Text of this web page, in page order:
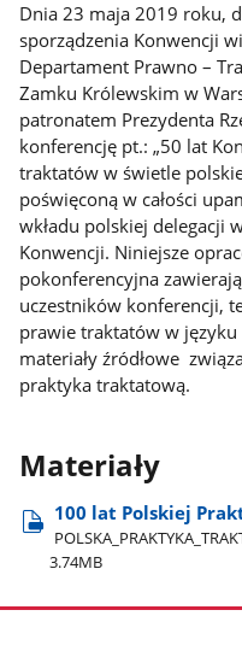
Dnia 23 maja 2019 roku,
sporządzenia Konwencji
Departament Prawno –
Zamku Królewskim w
patronatem Prezydenta
konferencję pt.: „50 lat
traktatów w świetle
poświęconą w całości
wkładu polskiej delegacji
Konwencji. Niniejsze
pokonferencyjna
uczestników konferencji,
prawie traktatów w
materiały źródłowe
praktyka traktatową.
Materiały
100 lat Polskiej
3.74MB